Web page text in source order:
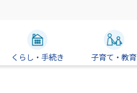
くらし・手続き 子育て・教育